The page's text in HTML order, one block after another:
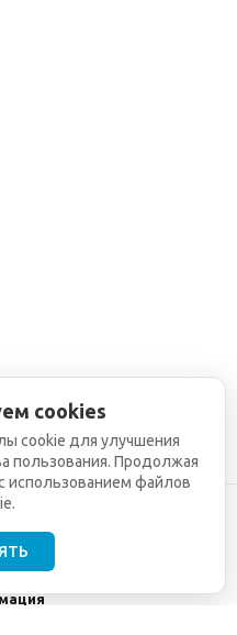
cookies
cookie для улучшения
пользования. Продолжая
использованием файлов